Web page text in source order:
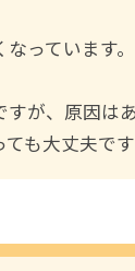
っています
が、原因は
も大丈夫で